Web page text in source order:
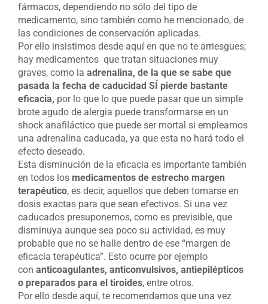
fármacos, dependiendo no sólo del tipo de
medicamento, sino también como he mencionado, de
las condiciones de conservación aplicadas.
Por ello insistimos desde aquí en que no te arriesgues;
hay medicamentos que tratan situaciones muy
graves, como la adrenalina, de la que se sabe que
pasada la fecha de caducidad SÍ pierde bastante
eficacia, por lo que lo que puede pasar que un simple
brote agudo de alergia puede transformarse en un
shock anafiláctico que puede ser mortal si empleamos
una adrenalina caducada, ya que esta no hará todo el
efecto deseado.
Esta disminución de la eficacia es importante también
en todos los medicamentos de estrecho margen
terapéutico, es decir, aquellos que deben tomarse en
dosis exactas para que sean efectivos. Si una vez
caducados presuponemos, como es previsible, que
disminuya aunque sea poco su actividad, es muy
probable que no se halle dentro de ese “margen de
eficacia terapéutica”. Esto ocurre por ejemplo
con anticoagulantes, anticonvulsivos, antiepilépticos
o preparados para el tiroides, entre otros.
Por ello desde aquí, te recomendamos que una vez